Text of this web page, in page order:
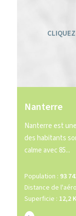
Nanterre
Nanterre est
des habitants
calme avec 85...
Population : 93
Distance de
Superficie : 12,2